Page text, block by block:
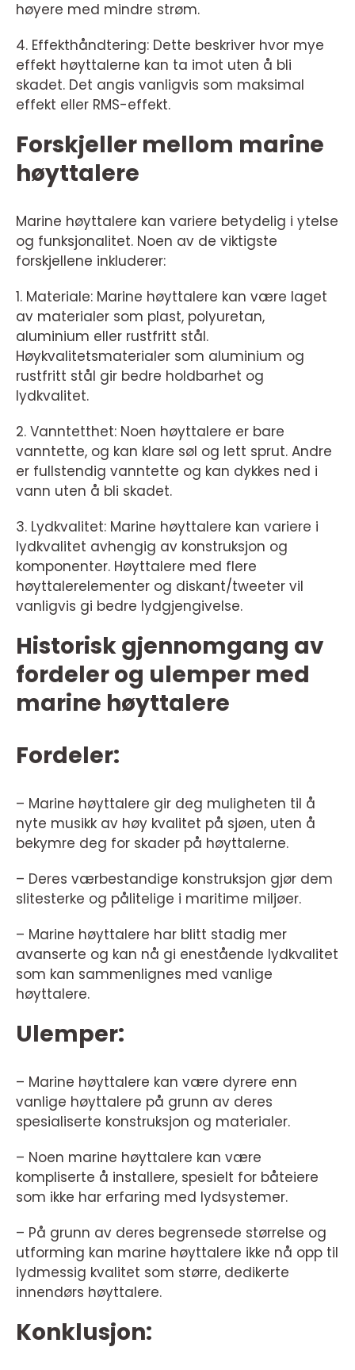
høyere med mindre strøm.
4. Effekthåndtering: Dette beskriver hvor mye
effekt høyttalerne kan ta imot uten å bli
skadet. Det angis vanligvis som maksimal
effekt eller RMS-effekt.
Forskjeller mellom marine
høyttalere
Marine høyttalere kan variere betydelig i ytelse
og funksjonalitet. Noen av de viktigste
forskjellene inkluderer:
1. Materiale: Marine høyttalere kan være laget
av materialer som plast, polyuretan,
aluminium eller rustfritt stål.
Høykvalitetsmaterialer som aluminium og
rustfritt stål gir bedre holdbarhet og
lydkvalitet.
2. Vanntetthet: Noen høyttalere er bare
vanntette, og kan klare søl og lett sprut. Andre
er fullstendig vanntette og kan dykkes ned i
vann uten å bli skadet.
3. Lydkvalitet: Marine høyttalere kan variere i
lydkvalitet avhengig av konstruksjon og
komponenter. Høyttalere med flere
høyttalerelementer og diskant/tweeter vil
vanligvis gi bedre lydgjengivelse.
Historisk gjennomgang av
fordeler og ulemper med
marine høyttalere
Fordeler:
– Marine høyttalere gir deg muligheten til å
nyte musikk av høy kvalitet på sjøen, uten å
bekymre deg for skader på høyttalerne.
– Deres værbestandige konstruksjon gjør dem
slitesterke og pålitelige i maritime miljøer.
– Marine høyttalere har blitt stadig mer
avanserte og kan nå gi enestående lydkvalitet
som kan sammenlignes med vanlige
høyttalere.
Ulemper:
– Marine høyttalere kan være dyrere enn
vanlige høyttalere på grunn av deres
spesialiserte konstruksjon og materialer.
– Noen marine høyttalere kan være
kompliserte å installere, spesielt for båteiere
som ikke har erfaring med lydsystemer.
– På grunn av deres begrensede størrelse og
utforming kan marine høyttalere ikke nå opp til
lydmessig kvalitet som større, dedikerte
innendørs høyttalere.
Konklusjon: